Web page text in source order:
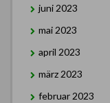
juni 2023
mai 2023
april 2023
märz 2023
februar 2023